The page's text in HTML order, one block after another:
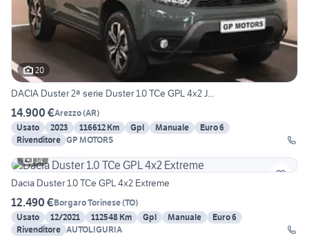
20
DACIA Duster 2ª serie Duster 1.0 TCe GPL 4x2 J...
14.900 €Arezzo(AR)
Usato
2023 116612 Km Gpl Manuale
Euro 6
Rivenditore GP MOTORS
14
Dacia Duster 1.0 TCe GPL 4x2 Extreme
12.490 €Borgaro Torinese(TO)
Usato
12/2021 112548 Km Gpl Manuale
Euro 6
Rivenditore AUTOLIGURIA